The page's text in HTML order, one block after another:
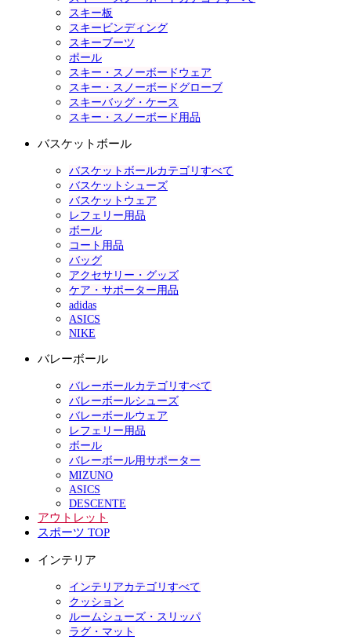
スキー板
スキービンディング
スキーブーツ
ポール
スキー・スノーボードウェア
スキー・スノーボードグローブ
スキーバッグ・ケース
スキー・スノーボード用品
バスケットボール
バスケットボールカテゴリすべて
バスケットシューズ
バスケットウェア
レフェリー用品
ボール
コート用品
バッグ
アクセサリー・グッズ
ケア・サポーター用品
adidas
ASICS
NIKE
バレーボール
バレーボールカテゴリすべて
バレーボールシューズ
バレーボールウェア
レフェリー用品
ボール
バレーボール用サポーター
MIZUNO
ASICS
DESCENTE
アウトレット
スポーツ TOP
インテリア
インテリアカテゴリすべて
クッション
ルームシューズ・スリッパ
ラグ・マット